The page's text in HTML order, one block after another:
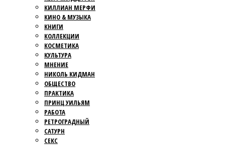
КИЛЛИАН МЕРФИ
КИНО & МУЗЫКА
КНИГИ
КОЛЛЕКЦИИ
КОСМЕТИКА
КУЛЬТУРА
МНЕНИЕ
НИКОЛЬ КИДМАН
ОБЩЕСТВО
ПРАКТИКА
ПРИНЦ УИЛЬЯМ
РАБОТА
РЕТРОГРАДНЫЙ
САТУРН
СЕКС